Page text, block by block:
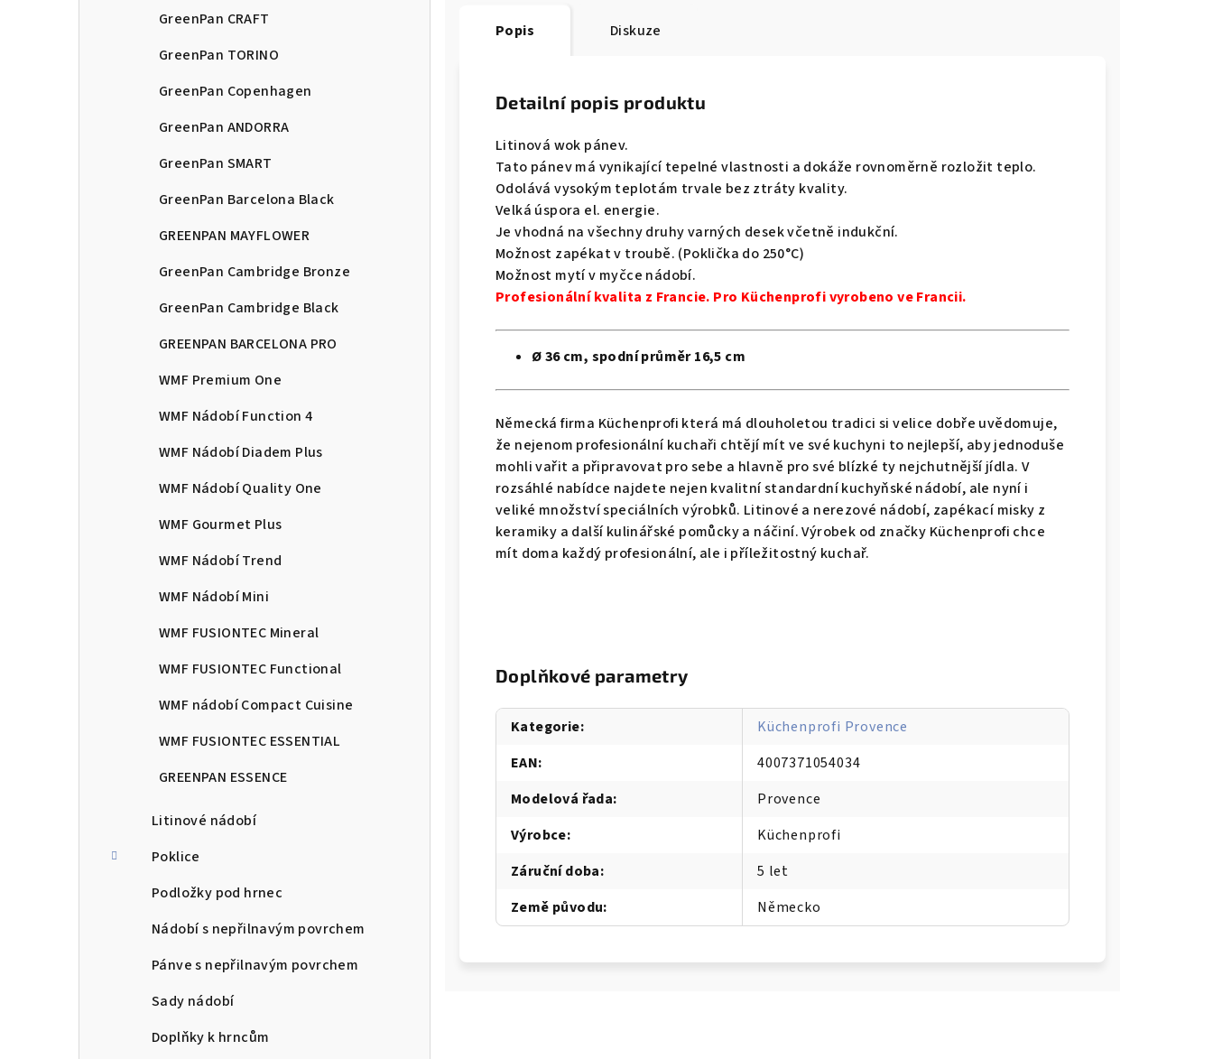
GreenPan CRAFT
GreenPan TORINO
GreenPan Copenhagen
GreenPan ANDORRA
GreenPan SMART
GreenPan Barcelona Black
GREENPAN MAYFLOWER
GreenPan Cambridge Bronze
GreenPan Cambridge Black
GREENPAN BARCELONA PRO
WMF Premium One
WMF Nádobí Function 4
WMF Nádobí Diadem Plus
WMF Nádobí Quality One
WMF Gourmet Plus
WMF Nádobí Trend
WMF Nádobí Mini
WMF FUSIONTEC Mineral
WMF FUSIONTEC Functional
WMF nádobí Compact Cuisine
WMF FUSIONTEC ESSENTIAL
GREENPAN ESSENCE
Litinové nádobí
Poklice
Podložky pod hrnec
Nádobí s nepřilnavým povrchem
Pánve s nepřilnavým povrchem
Sady nádobí
Doplňky k hrncům
Popis Diskuze
Detailní popis produktu
Litinová wok pánev.
Tato pánev má vynikající tepelné vlastnosti a dokáže rovnoměrně rozložit teplo.
Odolává vysokým teplotám trvale bez ztráty kvality.
Velká úspora el. energie.
Je vhodná na všechny druhy varných desek včetně indukční.
Možnost zapékat v troubě. (Poklička do 250°C)
Možnost mytí v myčce nádobí.
Profesionální kvalita z Francie. Pro Küchenprofi vyrobeno ve Francii.
Ø 36 cm, spodní průměr16,5 cm
Německá firma Küchenprofi která má dlouholetou tradici si velice dobře uvědomuje,
že nejenom profesionální kuchaři chtějí mít ve své kuchyni to nejlepší, aby jednoduše
mohli vařit a připravovat pro sebe a hlavně pro své blízké ty nejchutnější jídla. V
rozsáhlé nabídce najdete nejen kvalitní standardní kuchyňské nádobí, ale nyní i
veliké množství speciálních výrobků. Litinové a nerezové nádobí, zapékací misky z
keramiky a další kulinářské pomůcky a náčiní. Výrobek od značky Küchenprofi chce
mít doma každý profesionální, ale i příležitostný kuchař.
Doplňkové parametry
Kategorie:
Küchenprofi Provence
EAN:
4007371054034
Modelová řada:
Provence
Výrobce:
Küchenprofi
Záruční doba:
5 let
Země původu: Německo